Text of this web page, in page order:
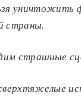
уничтожить
страны.
страшные